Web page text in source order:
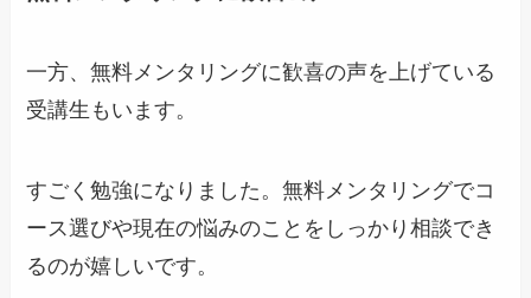
一方、無料メンタリングに歓喜の声を上げている
受講生もいます。
すごく勉強になりました。無料メンタリングでコ
ース選びや現在の悩みのことをしっかり相談でき
るのが嬉しいです。